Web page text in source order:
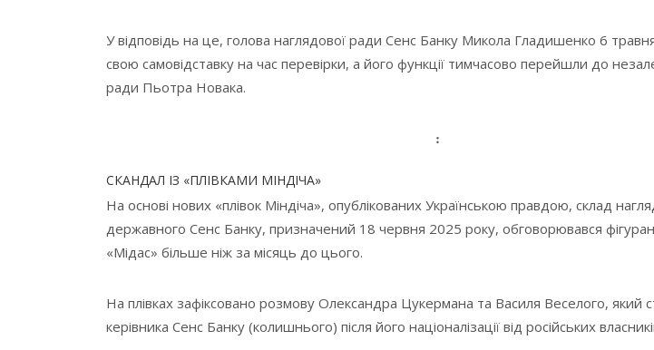
У відповідь на це, голова наглядової ради Сенс Банку Микола Гладишенко 6
свою самовідставку на час перевірки, а його функції тимчасово перейшли до
ради Пьотра Новака.
:
СКАНДАЛ ІЗ «ПЛІВКАМИ МІНДІЧА»
На основі нових «плівок Міндіча», опублікованих Українською правдою, склад
державного Сенс Банку, призначений 18 червня 2025 року, обговорювався
«Мідас» більше ніж за місяць до цього.
На плівках зафіксовано розмову Олександра Цукермана та Василя Веселого, який
керівника Сенс Банку (колишнього) після його націоналізації від російських